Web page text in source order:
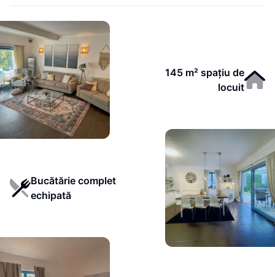
145 m² spațiu de
locuit
Bucătărie complet
echipată